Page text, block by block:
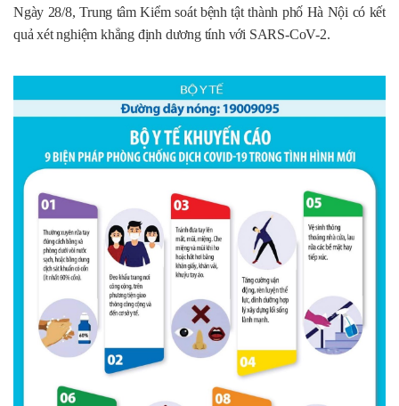
Ngày 28/8, Trung tâm Kiểm soát bệnh tật thành phố Hà Nội có kết
quả xét nghiệm khẳng định dương tính với SARS-CoV-2.